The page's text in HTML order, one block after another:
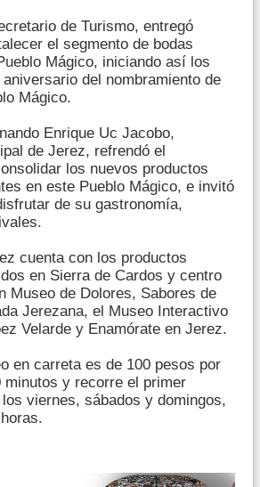
de Turismo, entregó
el segmento de bodas
Mágico, iniciando así los
del nombramiento de
Mágico.
Enrique Uc Jacobo,
de Jerez, refrendó el
los nuevos productos
en este Pueblo Mágico, e invitó
de su gastronomía,
cuenta con los productos
en Sierra de Cardos y centro
Museo de Dolores, Sabores de
Jerezana, el Museo Interactivo
Velarde y Enamórate en Jerez.
en carreta es de 100 pesos por
minutos y recorre el primer
viernes, sábados y domingos,